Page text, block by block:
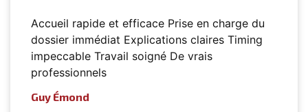
Accueil rapide et efficace Prise en charge du
dossier immédiat Explications claires Timing
impeccable Travail soigné De vrais
professionnels
Guy Émond